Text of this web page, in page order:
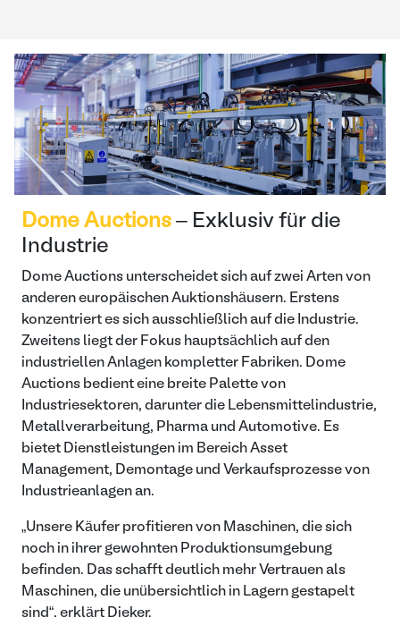
Dome Auctions – Exklusiv für die
Industrie
Dome Auctions unterscheidet sich auf zwei Arten von
anderen europäischen Auktionshäusern. Erstens
konzentriert es sich ausschließlich auf die Industrie.
Zweitens liegt der Fokus hauptsächlich auf den
industriellen Anlagen kompletter Fabriken. Dome
Auctions bedient eine breite Palette von
Industriesektoren, darunter die Lebensmittelindustrie,
Metallverarbeitung, Pharma und Automotive. Es
bietet Dienstleistungen im Bereich Asset
Management, Demontage und Verkaufsprozesse von
Industrieanlagen an.
„Unsere Käufer profitieren von Maschinen, die sich
noch in ihrer gewohnten Produktionsumgebung
befinden. Das schafft deutlich mehr Vertrauen als
Maschinen, die unübersichtlich in Lagern gestapelt
sind“, erklärt Dieker.